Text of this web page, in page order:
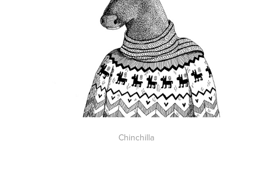
Chinchilla